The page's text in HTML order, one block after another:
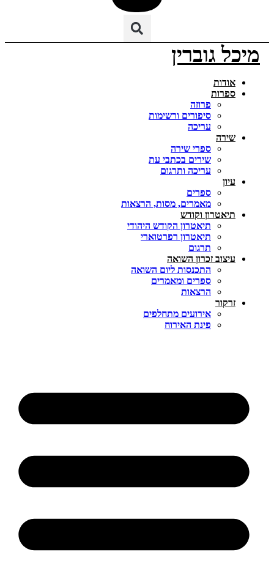
גוברין
אודות
ספרות
פרוזה
סיפורים ורשימות
עריכה
שירה
ספרי שירה
שירים בכתבי עת
עריכה ותרגום
עיון
ספרים
מאמרים, מסות, הרצאות
תיאטרון וקודש
תיאטרון הקודש היהודי
תיאטרון רפרטוארי
תרגום
עיצוב זכרון השואה
התכנסות ליום השואה
ספרים ומאמרים
הרצאות
זרקור
אירועים מתחלפים
פינת האירוח